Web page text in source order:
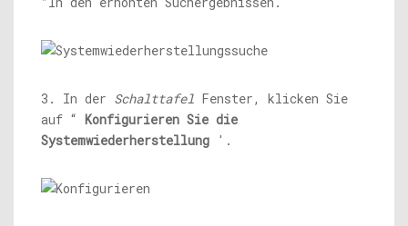
3. In der Schalttafel Fenster, klicken Sie
auf “ Konfigurieren Sie die
Systemwiederherstellung '.